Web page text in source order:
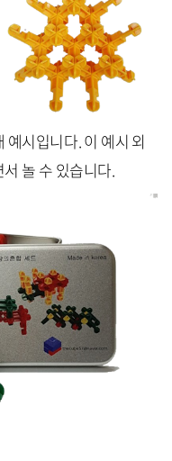
시입니다. 이 예시 외
놀 수 있습니다.